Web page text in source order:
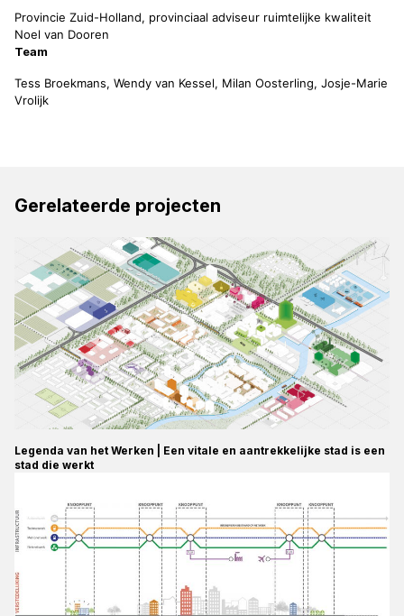
Provincie Zuid-Holland, provinciaal adviseur ruimtelijke kwaliteit
Noel van Dooren
Team
Tess Broekmans, Wendy van Kessel, Milan Oosterling, Josje-Marie
Vrolijk
Gerelateerde projecten
Legenda van het Werken | Een vitale en aantrekkelijke stad is een
stad die werkt